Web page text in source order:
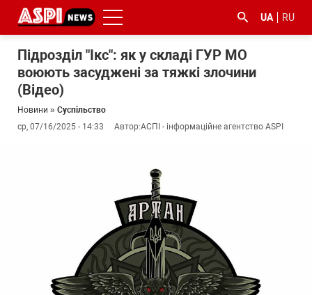
UA RU
Підрозділ "Ікс": як у складі ГУР МО
воюють засуджені за тяжкі злочини
(Відео)
Новини » Суспільство
ср, 07/16/2025 - 14:33
Автор:АСПІ - інформаційне агентство ASPI